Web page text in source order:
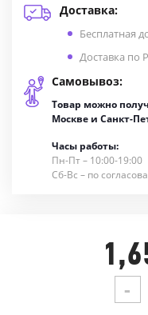
Доставка:
Бесплатная
Доставка по
Самовывоз:
Товар можно
Москве и Санкт-
Часы работы:
Пн-Пт – 10:00-19:00
Сб-Вс – по
-